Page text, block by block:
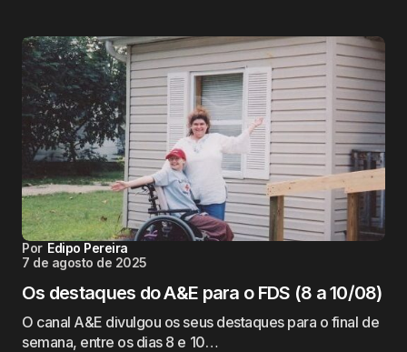
Por Edipo Pereira
7 de agosto de 2025
Os destaques do A&E para o FDS (8 a 10/08)
O canal A&E divulgou os seus destaques para o final de
semana, entre os dias 8 e 10…